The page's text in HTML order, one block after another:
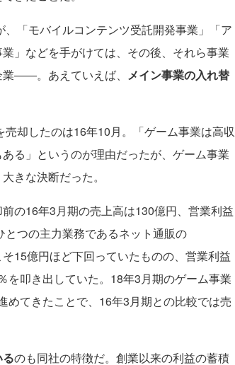
「モバイルコンテンツ受託開発事業」「ア
」などを手がけては、その後、それら事業
――。あえていえば、 メイン事業の入れ替
却したのは16年10月。「ゲーム事業は高収
る」というのが理由だったが、ゲーム事業
きな決断だった。
の16年3月期の売上高は130億円、営業利益
つの主力業務であるネット通販の
15億円ほど下回っていたものの、営業利益
を叩き出していた。18年3月期のゲーム事業
めてきたことで、16年3月期との比較では売
のも同社の特徴だ。創業以来の利益の蓄積